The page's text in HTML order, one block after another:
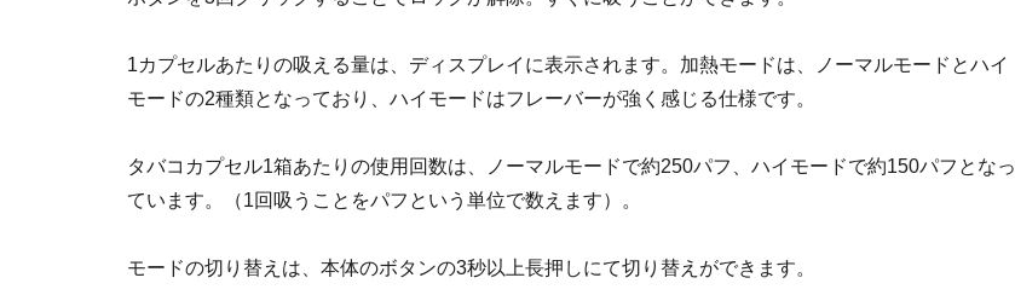
1カプセルあたりの吸える量は、ディスプレイに表示されます。加熱モードは、ノーマルモードとハイ
モードの2種類となっており、ハイモードはフレーバーが強く感じる仕様です。
タバコカプセル1箱あたりの使用回数は、ノーマルモードで約250パフ、ハイモードで約150パフとなっ
ています。（1回吸うことをパフという単位で数えます）。
モードの切り替えは、本体のボタンの3秒以上長押しにて切り替えができます。